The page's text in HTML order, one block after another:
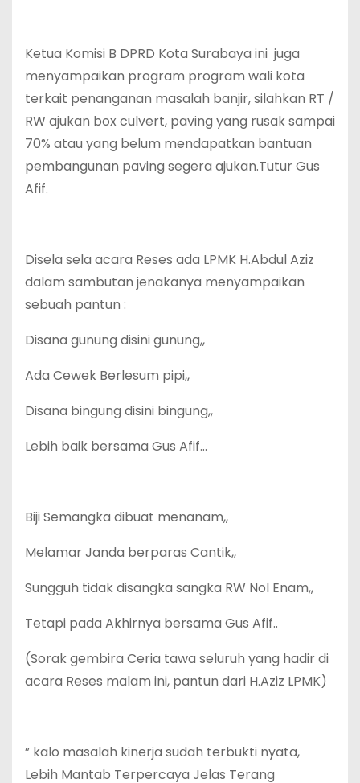
Ketua Komisi B DPRD Kota Surabaya ini juga
menyampaikan program program wali kota
terkait penanganan masalah banjir, silahkan RT /
RW ajukan box culvert, paving yang rusak sampai
70% atau yang belum mendapatkan bantuan
pembangunan paving segera ajukan.Tutur Gus
Afif.
Disela sela acara Reses ada LPMK H.Abdul Aziz
dalam sambutan jenakanya menyampaikan
sebuah pantun :
Disana gunung disini gunung,,
Ada Cewek Berlesum pipi,,
Disana bingung disini bingung,,
Lebih baik bersama Gus Afif…
Biji Semangka dibuat menanam,,
Melamar Janda berparas Cantik,,
Sungguh tidak disangka sangka RW Nol Enam,,
Tetapi pada Akhirnya bersama Gus Afif..
(Sorak gembira Ceria tawa seluruh yang hadir di
acara Reses malam ini, pantun dari H.Aziz LPMK)
” kalo masalah kinerja sudah terbukti nyata,
Lebih Mantab Terpercaya Jelas Terang